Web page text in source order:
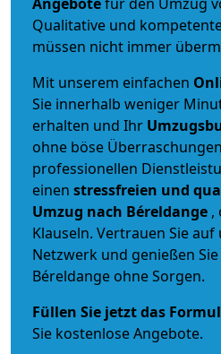
Qualitative und
müssen nicht immer
Mit unserem einfachen
Sie innerhalb weniger
erhalten und Ihr
ohne böse
professionellen
einen stressfreien und
Umzug nach Béreldange ,
Klauseln. Vertrauen Sie
Netzwerk und genießen
Béreldange ohne Sorgen.
Füllen Sie jetzt das
Sie kostenlose Angebote.